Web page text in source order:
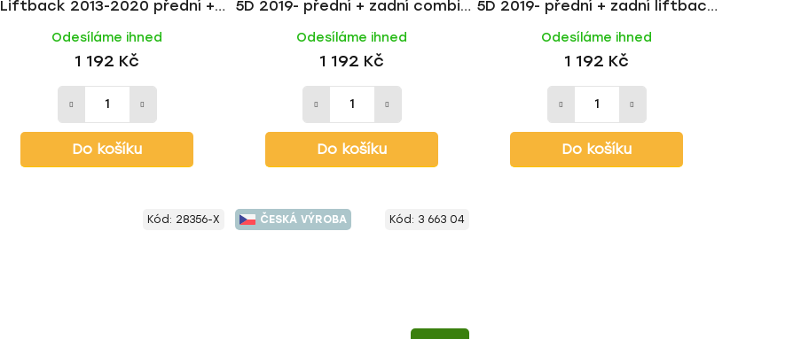
Liftback 2013-2020 přední +
Odesíláme ihned
1 192 Kč
Do košíku
5D 2019- přední + zadní combi |
Odesíláme ihned
1 192 Kč
Do košíku
5D 2019- přední + zadní liftback
Odesíláme ihned
1 192 Kč
Do košíku
Kód: 28356-X ČESKÁ VÝROBA Kód: 3 663 04